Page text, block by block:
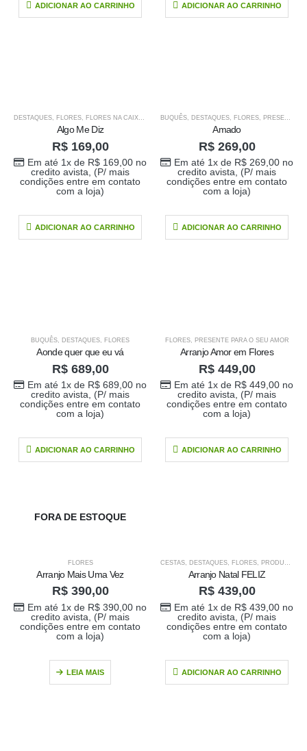
ADICIONAR AO CARRINHO ADICIONAR AO CARRINHO
DESTAQUES, FLORES, FLORES NA CAIXA , PRESENTE PARA O SEU AMOR,PRODUTOS HOME
Algo Me Diz
R$169,00
Em até 1x de R$169,00no
credito avista, (P/ mais
condições entre em contato
com a loja)
ADICIONAR AO CARRINHO
BUQUÊS, DESTAQUES, FLORES, PRESENTE PARA O SEU AMOR
Amado
R$269,00
Em até 1x de R$269,00no
credito avista, (P/ mais
condições entre em contato
com a loja)
ADICIONAR AO CARRINHO
BUQUÊS, DESTAQUES, FLORES
Aonde quer que eu vá
R$689,00
Em até 1x de R$689,00no
credito avista, (P/ mais
condições entre em contato
com a loja)
ADICIONAR AO CARRINHO
FLORES, PRESENTE PARA O SEU AMOR
Arranjo Amor em Flores
R$449,00
Em até 1x de R$449,00no
credito avista, (P/ mais
condições entre em contato
com a loja)
ADICIONAR AO CARRINHO
FORA DE ESTOQUE
FLORES
Arranjo Mais Uma Vez
R$390,00
Em até 1x de R$390,00no
credito avista, (P/ mais
condições entre em contato
com a loja)
LEIA MAIS
CESTAS DESTAQUES FLORES PRODUTOS HOME 1
Arranjo Natal FELIZ
R$439,00
Em até 1x de R$439,00no
credito avista, (P/ mais
condições entre em contato
com a loja)
ADICIONAR AO CARRINHO
Buque doce amor
0out of 5
R$389,00
Em até 1x de
R$389,00no
mais condições
entre em contato
R$689,00 no
credito avista, (P/
mais condições
entre em contato
com a loja)
Buque Core P
0out of 5
R$198,00
credito avista, (P/
com a loja)